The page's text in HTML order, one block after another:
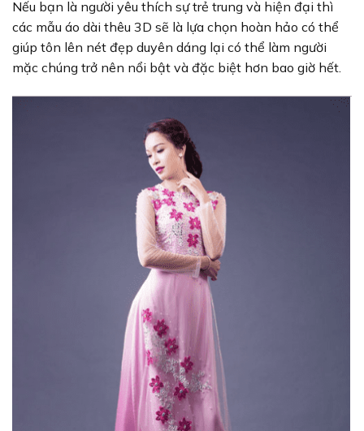
Nếu bạn là người yêu thích sự trẻ trung và hiện đại thì
các mẫu áo dài thêu 3D sẽ là lựa chọn hoàn hảo có thể
giúp tôn lên nét đẹp duyên dáng lại có thể làm người
mặc chúng trở nên nổi bật và đặc biệt hơn bao giờ hết.